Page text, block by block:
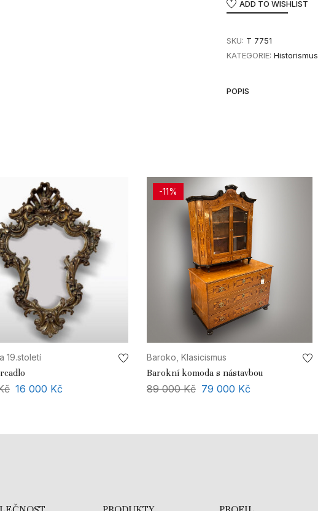
ADD TO WISHLIST
SKU: T 7751
KATEGORIE: Historismus
POPIS
19.století
16 000 Kč
-11%
Baroko, Klasicismus
Barokní komoda s nástavbou
89 000Kč 79 000 Kč